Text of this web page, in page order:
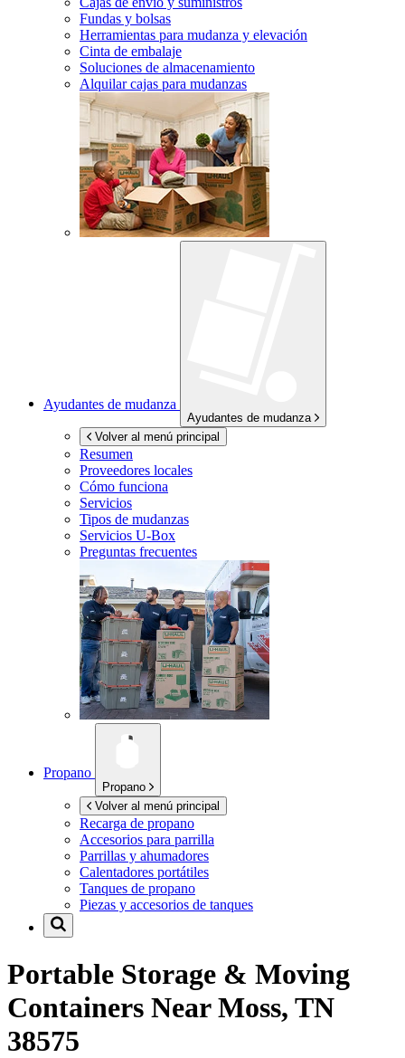
Fundas y bolsas
Herramientas para mudanza y elevación
Cinta de embalaje
Soluciones de almacenamiento
Alquilar cajas para mudanzas
Ayudantes de mudanza
Ayudantes de mudanza
Volver al menú principal
Resumen
Proveedores locales
Cómo funciona
Servicios
Tipos de mudanzas
Servicios U-Box
Preguntas frecuentes
Propano
Propano
Volver al menú principal
Recarga de propano
Accesorios para parrilla
Parrillas y ahumadores
Calentadores portátiles
Tanques de propano
Piezas y accesorios de tanques
Portable Storage & Moving
Containers NearMoss, TN
38575